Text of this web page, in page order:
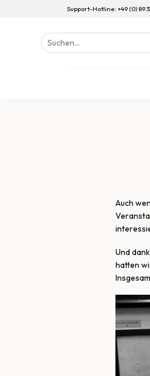
Support-Hotline: +49 (0) 89
Suchen
nach:
Auch
Und dank
hatten